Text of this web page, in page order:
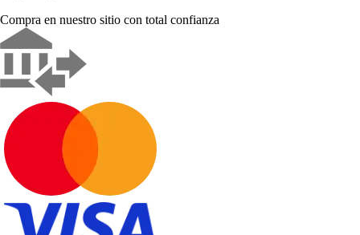
Compra en nuestro sitio con total confianza